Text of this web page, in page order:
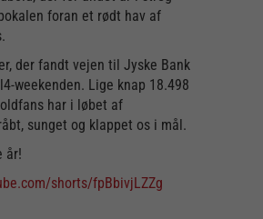
foran et rødt hav af
der fandt vejen til Jyske Bank
weekenden. Lige knap 18.498
har i løbet af
sunget og klappet os i mål.
år!
shorts/fpBbivjLZZg